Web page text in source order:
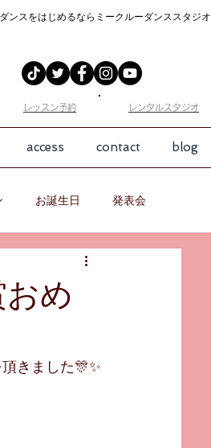
ンスをはじめるなら ミークルーダンススタジオ
​レッスン予約 ​レンタルスタジオ
access contact blog
お誕生日 発表会
め
きました🎊✨